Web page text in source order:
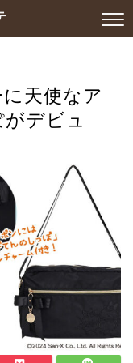
天使なア
デビュ